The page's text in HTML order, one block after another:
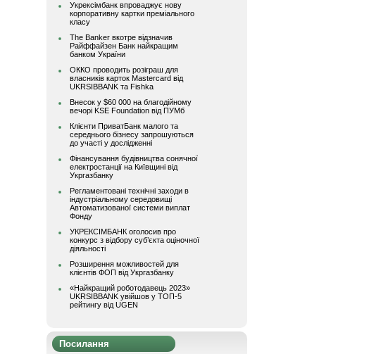
Укрексімбанк впроваджує нову
корпоративну картки преміального
класу
The Banker вкотре відзначив
Райффайзен Банк найкращим
банком України
ОККО проводить розіграш для
власників карток Mastercard від
UKRSIBBANK та Fishka
Внесок у $60 000 на благодійному
вечорі KSE Foundation від ПУМб
Клієнти ПриватБанк малого та
середнього бізнесу запрошуються
до участі у дослідженні
Фінансування будівництва сонячної
електростанції на Київщині від
Укргазбанку
Регламентовані технічні заходи в
індустріальному середовищі
Автоматизованої системи виплат
Фонду
УКРЕКСІМБАНК оголосив про
конкурс з відбору суб’єкта оціночної
діяльності
Розширення можливостей для
клієнтів ФОП від Укргазбанку
«Найкращий роботодавець 2023»
UKRSIBBANK увійшов у ТОП-5
рейтингу від UGEN
Посилання